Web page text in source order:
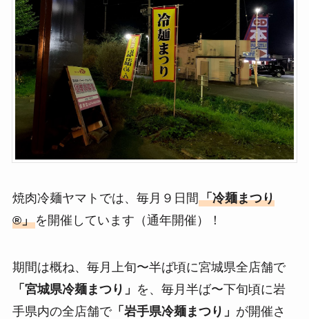
焼肉冷麺ヤマトでは、毎月９日間「冷麺まつり
®️」を開催しています（通年開催）！
期間は概ね、毎月上旬〜半ば頃に宮城県全店舗で
「宮城県冷麺まつり」 を、毎月半ば〜下旬頃に岩
手県内の全店舗で「岩手県冷麺まつり」 が開催さ